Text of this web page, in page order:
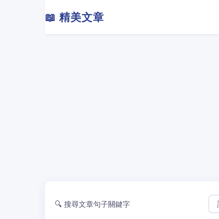
📖 精美文章
🔍 搜尋文章句子關鍵字